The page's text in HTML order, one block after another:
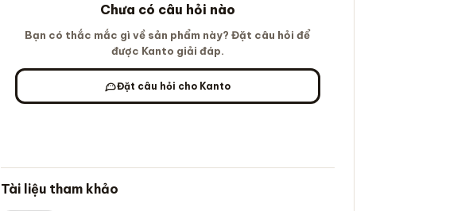
Chưa có câu hỏi nào
Bạn có thắc mắc gì về sản phẩm này? Đặt câu hỏi để
được Kanto giải đáp.
Đặt câu hỏi cho Kanto
Tài liệu tham khảo